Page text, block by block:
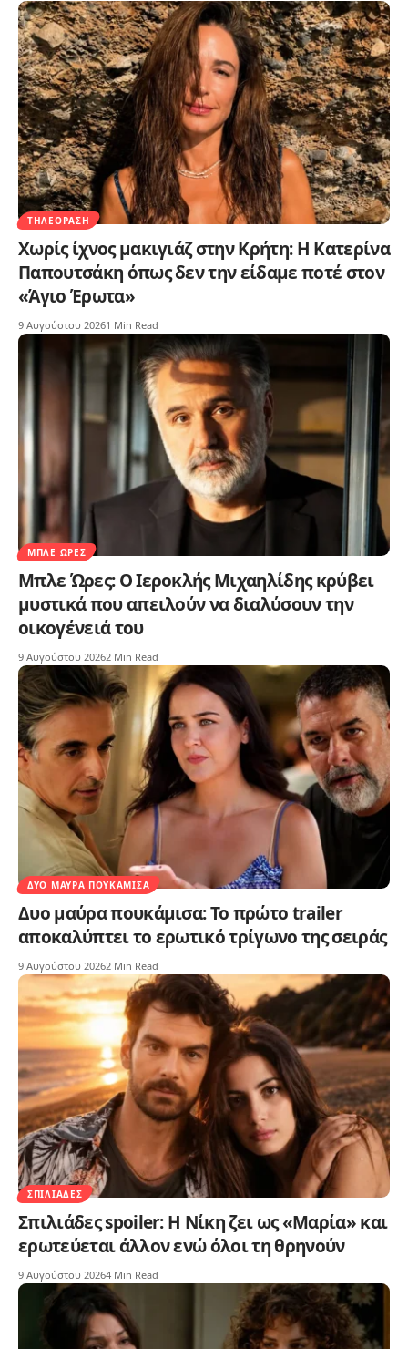
ΤΗΛΕΌΡΑΣΗ
Χωρίς ίχνος μακιγιάζ στην Κρήτη: Η Κατερίνα
Παπουτσάκη όπως δεν την είδαμε ποτέ στον
«Άγιο Έρωτα»
9 Αυγούστου 20261 Min Read
ΜΠΛΕ ΏΡΕΣ
Μπλε Ώρες: Ο Ιεροκλής Μιχαηλίδης κρύβει
μυστικά που απειλούν να διαλύσουν την
οικογένειά του
9 Αυγούστου 20262 Min Read
ΔΥΟ ΜΑΎΡΑ ΠΟΥΚΆΜΙΣΑ
Δυο μαύρα πουκάμισα: Το πρώτο trailer
αποκαλύπτει το ερωτικό τρίγωνο της σειράς
9 Αυγούστου 20262 Min Read
ΣΠΙΛΙΆΔΕΣ
Σπιλιάδες spoiler: Η Νίκη ζει ως «Μαρία» και
ερωτεύεται άλλον ενώ όλοι τη θρηνούν
9 Αυγούστου 20264 Min Read